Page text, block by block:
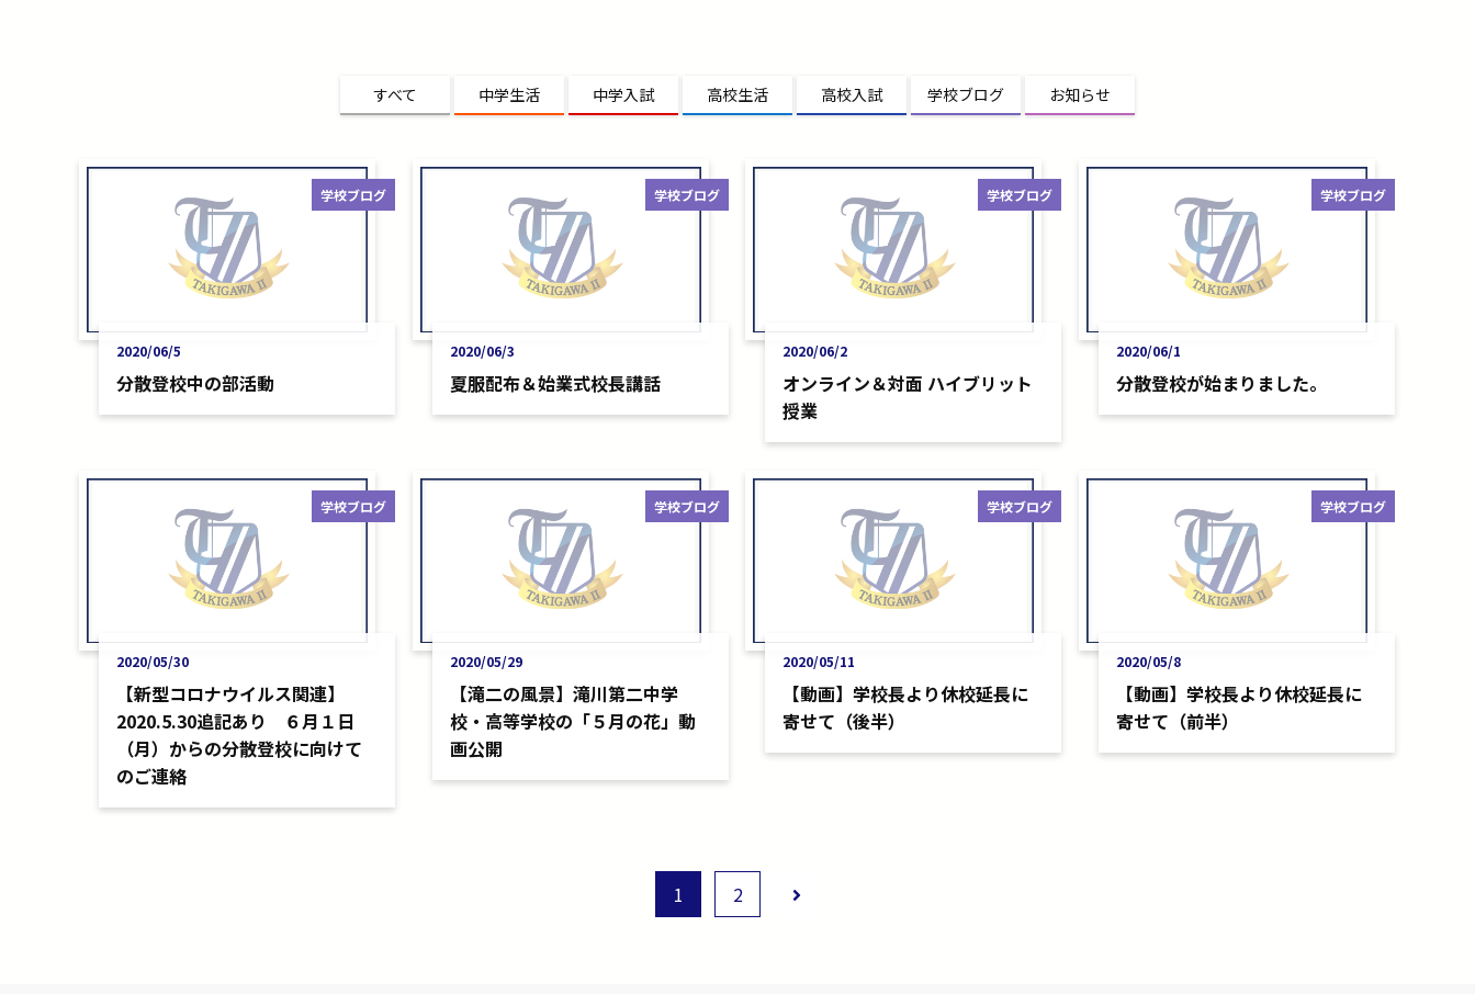
すべて 中学生活 中学入試 高校生活 高校入試 学校ブログ お知らせ
学校ブログ
2020/06/5
分散登校中の部活動
学校ブログ
2020/06/3
夏服配布＆始業式校長講話
学校ブログ
2020/06/2
オンライン＆対面 ハイブリット
授業
学校ブログ
2020/06/1
分散登校が始まりました。
学校ブログ
2020/05/30
【新型コロナウイルス関連】
2020.5.30追記あり ６月１日
（月）からの分散登校に向けて
のご連絡
学校ブログ
2020/05/29
【滝二の風景】滝川第二中学
校・高等学校の「５月の花」動
画公開
学校ブログ
2020/05/11
【動画】学校長より休校延長に
寄せて（後半）
学校ブログ
2020/05/8
【動画】学校長より休校延長に
寄せて（前半）
1 2